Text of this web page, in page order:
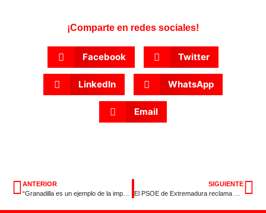
¡Comparte en redes sociales!
Facebook Twitter
LinkedIn WhatsApp
Email
ANTERIOR
“Granadilla es un ejemplo de la importancia de Europa para la puesta en valor del medio rural”
SIGUIENTE
El PSOE de Extremadura reclama que la Junta culmine el proceso de estabilización de los empleados públicos antes del 31 de diciembre